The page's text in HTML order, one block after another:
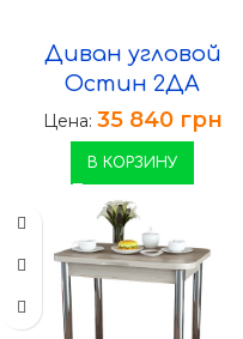
Диван угловой
Остин 2ДА
Цена: 35 840 грн
В КОРЗИНУ